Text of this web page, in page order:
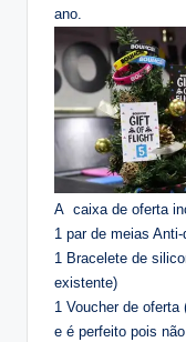
ano.
A caixa de oferta
1 par de meias
1 Bracelete de
existente)
1 Voucher de
e é perfeito pois